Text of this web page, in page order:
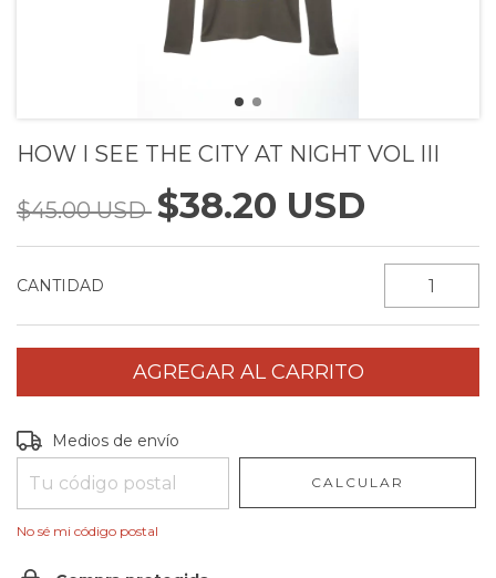
HOW I SEE THE CITY AT NIGHT VOL III
$45.00 USD $38.20 USD
CANTIDAD
Entregas para el CP:
Medios de envío
CALCULAR
No sé mi código postal